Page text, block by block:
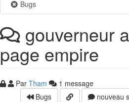
Bugs
gouverneur
page empire
Par Tham
1 message
Bugs
nouveau